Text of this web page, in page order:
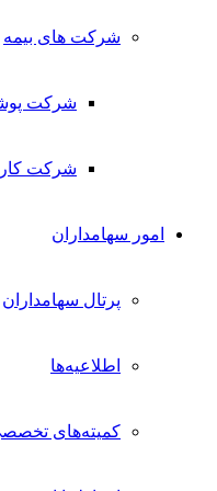
شرکت های بیمه
شرکت
شرکت
امور سهامداران
پرتال سهامداران
اطلاعیه‌ها
کمیته‌های